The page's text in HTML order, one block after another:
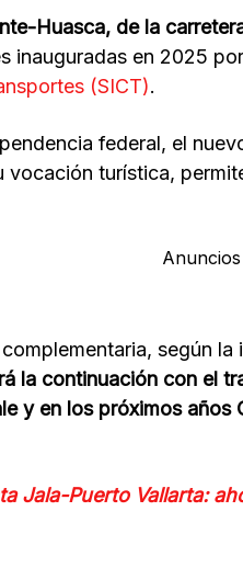
Huasca, de la
inauguradas en 2025
(SICT).
federal, el
vocación turística,
Anuncios
según
la continuación con el
y en los próximos años
Jala-Puerto Vallarta: